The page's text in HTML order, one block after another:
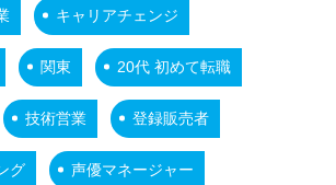
キャリアチェンジ
関東 20代 初めて転職
技術営業 登録販売者
グ 声優マネージャー